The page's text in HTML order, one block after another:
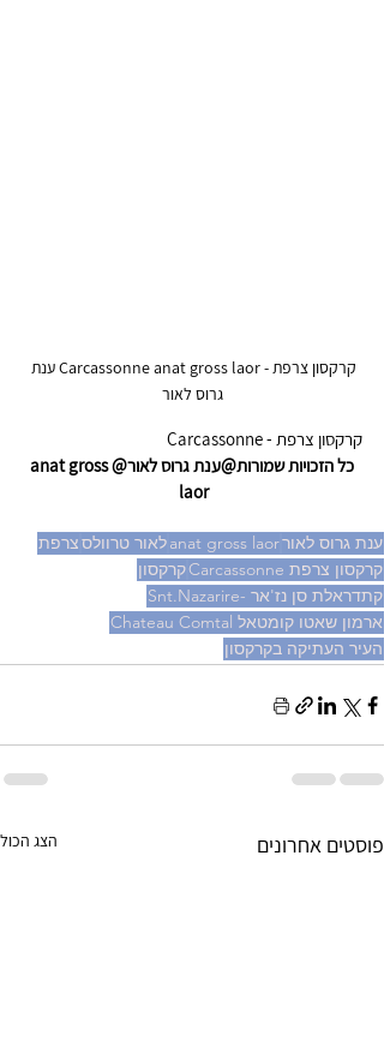
קרקסון צרפת - Carcassonne anat gross laor ענת
גרוס לאור
קרקסון צרפת - Carcassonne
כל הזכויות שמורות@ענת גרוס לאור@anat gross
laor
ענת גרוס לאורanat gross laorלאור טרוולסצרפת
קרקסון צרפת Carcassonne
קרקסון
קתדראלת סן נז'אר -Snt.Nazarire
ארמון שאטו קומטאל Chateau Comtal
העיר העתיקה בקרקסון
פוסטים אחרונים הצג הכול